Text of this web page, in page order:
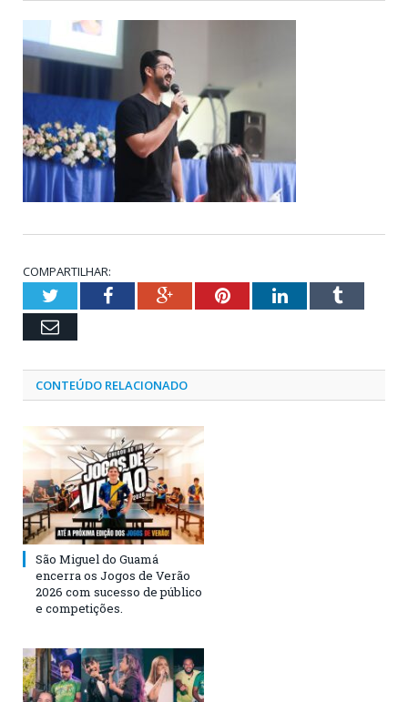
COMPARTILHAR:
TwitterFacebookGoogle+PinterestLinkedInTumblr
Email
CONTEÚDO RELACIONADO
São Miguel do Guamá
encerra os Jogos de Verão
2026 com sucesso de público
e competições.